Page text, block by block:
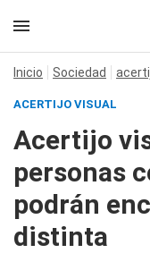
Inicio Sociedad
ACERTIJO VISUAL
Acertijo
personas
podrán
distinta